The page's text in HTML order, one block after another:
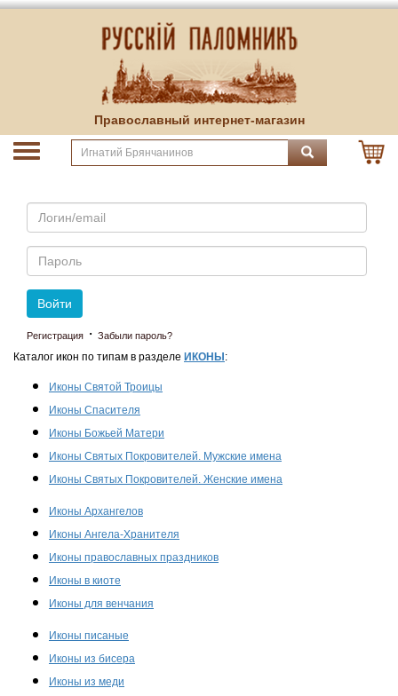
Православный интернет-магазин
Email
Пароль
Войти
Регистрация · Забыли пароль?
Каталог икон по типам в разделе ИКОНЫ :
Иконы Святой Троицы
Иконы Спасителя
Иконы Божьей Матери
Иконы Святых Покровителей. Мужские имена
Иконы Святых Покровителей. Женские имена
Иконы Архангелов
Иконы Ангела-Хранителя
Иконы православных праздников
Иконы в киоте
Иконы для венчания
Иконы писаные
Иконы из бисера
Иконы из меди